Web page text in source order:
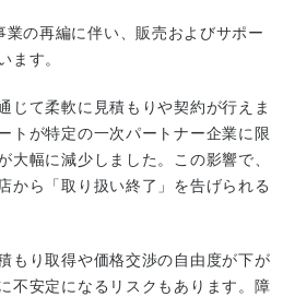
の再編に伴い、販売およびサポー
ます。
じて柔軟に見積もりや契約が行えま
トが特定の一次パートナー企業に限
大幅に減少しました。この影響で、
から「取り扱い終了」を告げられる
もり取得や価格交渉の自由度が下が
不安定になるリスクもあります。障